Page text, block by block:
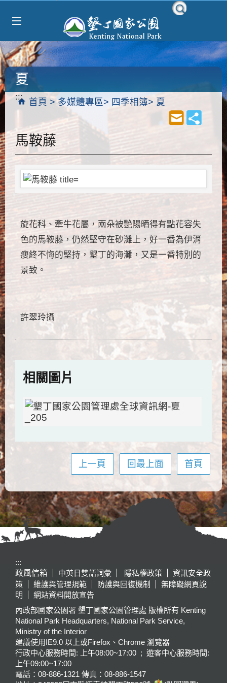
:::
首頁 多媒體專區 四季相簿 夏
夏
馬鞍藤
旋花科、牽牛花屬，兩朵被艷陽晒得有點花容失
色的馬鞍藤，仍然堅守在砂灘上，好一番為伊消
瘦終不悔的堅持，墾丁的海灘，又是一番特別的
景致。
許翠玲攝
相關圖片
上一頁 回最上面 首頁
:::
政風信箱
中英日雙語詞彙 隱私權政策
資訊安全政
策
維護與管理規範 防護與回復機制
無障礙網頁說
明
網站資料開放宣告
內政部國家公園署 墾丁國家公園管理處 版權所有 Kenting
National Park Headquarters, National Park Service,
Ministry of the Interior
建議使用IE9.0 以上或Firefox、Chrome 瀏覽器
行政中心服務時間: 上午08:00~17:00 ; 遊客中心服務時間:
上午09:00~17:00
電話：08-886-1321 傳真：08-886-1547